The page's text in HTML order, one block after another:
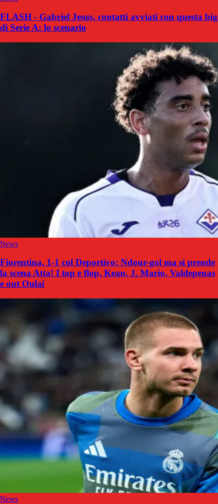
FLASH - Gabriel Jesus, contatti avviati con questa big
di Serie A: lo scenario
News
Fiorentina, 1-1 col Deportivo: Ndour-gol ma si prende
la scena Atta! I top e flop, Kean, J. Mario, Valdepenas
e out Oulai
News